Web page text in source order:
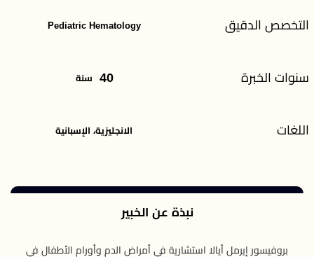
التخصص الدقيق Pediatric Hematology
سنوات الخبرة 40 سنة
اللغات الانجليزية، الإسبانية
نبذة عن الخبير
بروفيسور إيرمل أيالا استشارية في أمراض الدم وأورام الأطفال في